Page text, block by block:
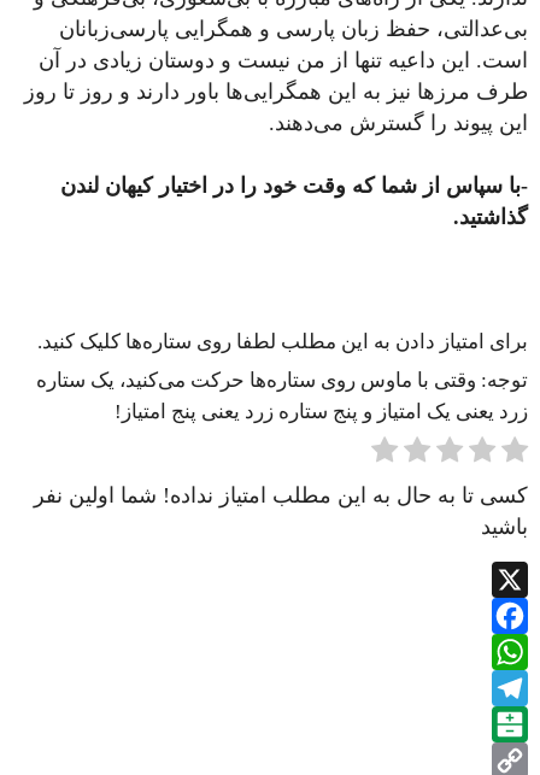
بی‌عدالتی، حفظ زبان پارسی و همگرایی پارسی‌زبانان
است. این داعیه تنها از من نیست و دوستان زیادی در آن‌
طرف مرزها نیز به این همگرایی‌ها باور دارند و روز تا روز
این پیوند را گسترش می‌دهند.
-با سپاس از شما که وقت خود را در اختیار کیهان لندن
گذاشتید.
برای امتیاز دادن به این مطلب لطفا روی ستاره‌ها کلیک کنید.
توجه: وقتی با ماوس روی ستاره‌ها حرکت می‌کنید، یک ستاره
زرد یعنی یک امتیاز و پنج ستاره زرد یعنی پنج امتیاز!
کسی تا به حال به این مطلب امتیاز نداده! شما اولین نفر
باشید
X
Facebook
WhatsApp
Telegram
Balatarin